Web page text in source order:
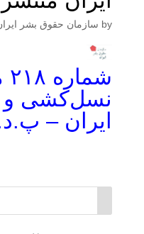
by سازمان حقوق بشر
نسل‌کشی و
ایران –